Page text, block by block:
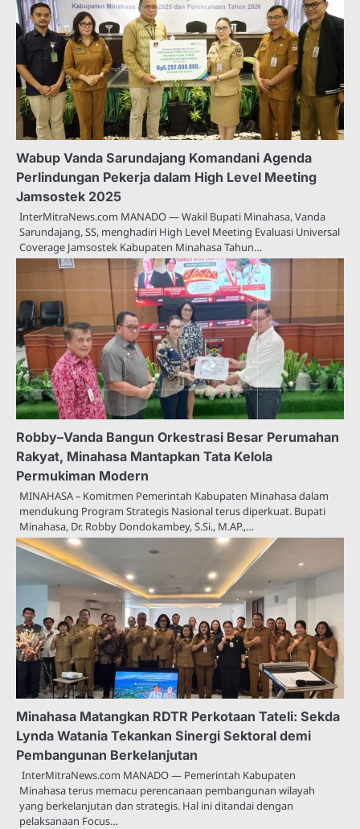
Wabup Vanda Sarundajang Komandani Agenda
Perlindungan Pekerja dalam High Level Meeting
Jamsostek 2025
InterMitraNews.com MANADO — Wakil Bupati Minahasa, Vanda
Sarundajang, SS, menghadiri High Level Meeting Evaluasi Universal
Coverage Jamsostek Kabupaten Minahasa Tahun…
Robby–Vanda Bangun Orkestrasi Besar Perumahan
Rakyat, Minahasa Mantapkan Tata Kelola
Permukiman Modern
MINAHASA – Komitmen Pemerintah Kabupaten Minahasa dalam
mendukung Program Strategis Nasional terus diperkuat. Bupati
Minahasa, Dr. Robby Dondokambey, S.Si., M.AP.,…
Minahasa Matangkan RDTR Perkotaan Tateli: Sekda
Lynda Watania Tekankan Sinergi Sektoral demi
Pembangunan Berkelanjutan
InterMitraNews.com MANADO — Pemerintah Kabupaten
Minahasa terus memacu perencanaan pembangunan wilayah
yang berkelanjutan dan strategis. Hal ini ditandai dengan
pelaksanaan Focus…